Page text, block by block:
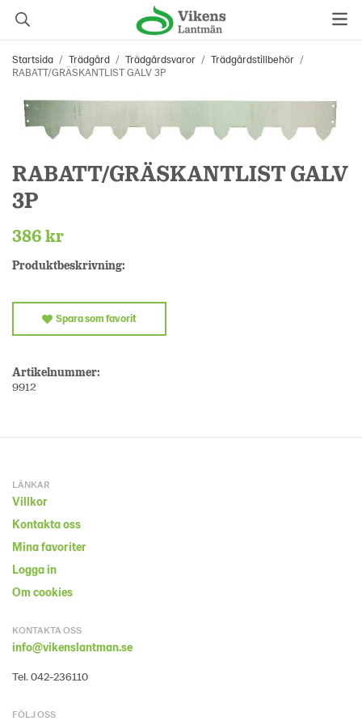
Startsida / Trädgård / Trädgårdsvaror / Trädgårdstillbehör /
RABATT/GRÄSKANTLIST GALV 3P
RABATT/GRÄSKANTLIST GALV
3P
386 kr
Produktbeskrivning:
Spara som favorit
Artikelnummer:
9912
LÄNKAR
Villkor
Kontakta oss
Mina favoriter
Logga in
Om cookies
KONTAKTA OSS
info@vikenslantman.se
Tel. 042-236110
FÖLJ OSS